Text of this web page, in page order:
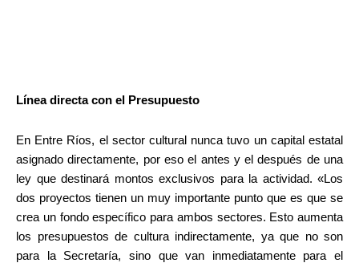
Línea directa con el Presupuesto
En Entre Ríos, el sector cultural nunca tuvo un capital estatal
asignado directamente, por eso el antes y el después de una
ley que destinará montos exclusivos para la actividad. «Los
dos proyectos tienen un muy importante punto que es que se
crea un fondo específico para ambos sectores. Esto aumenta
los presupuestos de cultura indirectamente, ya que no son
para la Secretaría, sino que van inmediatamente para el